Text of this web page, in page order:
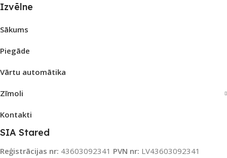
Izvēlne
Sākums
Piegāde
Vārtu automātika
Zīmoli
Kontakti
SIA Stared
Reģistrācijas nr: 43603092341 PVN nr: LV43603092341